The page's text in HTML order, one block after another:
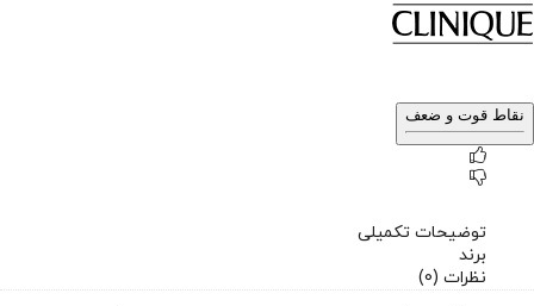
نقاط قوت و ضعف
توضیحات تکمیلی
برند
نظرات (0)